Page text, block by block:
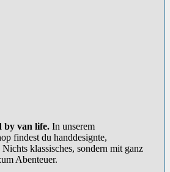
by van life. In unserem
findest du handdesignte,
klassisches, sondern mit ganz
Abenteuer.